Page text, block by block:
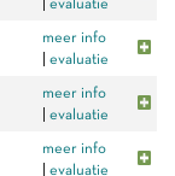
meer info
evaluatie
meer info
evaluatie
meer info
evaluatie